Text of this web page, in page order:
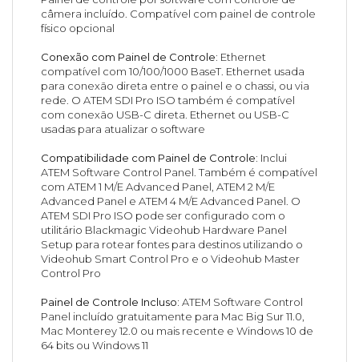
câmera incluído. Compatível com painel de controle
físico opcional
Conexão com Painel de Controle: Ethernet
compatível com 10/100/1000 BaseT. Ethernet usada
para conexão direta entre o painel e o chassi, ou via
rede. O ATEM SDI Pro ISO também é compatível
com conexão USB-C direta. Ethernet ou USB-C
usadas para atualizar o software
Compatibilidade com Painel de Controle: Inclui
ATEM Software Control Panel. Também é compatível
com ATEM 1 M/E Advanced Panel, ATEM 2 M/E
Advanced Panel e ATEM 4 M/E Advanced Panel. O
ATEM SDI Pro ISO pode ser configurado com o
utilitário Blackmagic Videohub Hardware Panel
Setup para rotear fontes para destinos utilizando o
Videohub Smart Control Pro e o Videohub Master
Control Pro
Painel de Controle Incluso: ATEM Software Control
Panel incluído gratuitamente para Mac Big Sur 11.0,
Mac Monterey 12.0 ou mais recente e Windows 10 de
64 bits ou Windows 11